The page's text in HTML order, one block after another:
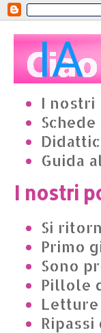
I nostri
Guida
I nostri
Si
Primo
Sono
Pillole
Ripassi